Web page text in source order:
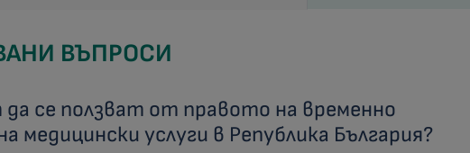
ВЪПРОСИ
да се ползват от правото на временно
медицински услуги в Република България?